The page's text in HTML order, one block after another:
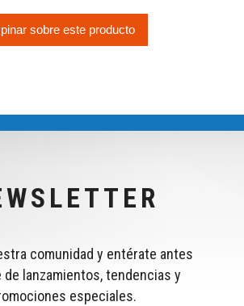
sobre este producto
comunidad y entérate antes
de lanzamientos, tendencias y
especiales.